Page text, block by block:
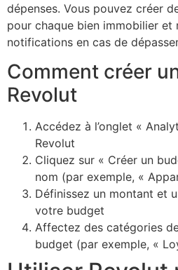
dépenses. Vous pouvez créer
pour chaque bien immobilier et
notifications en cas de
Comment créer
Revolut
Accédez à l’onglet «
Revolut
Cliquez sur « Créer un
nom (par exemple, «
Définissez un montant et
votre budget
Affectez des catégories
budget (par exemple, «